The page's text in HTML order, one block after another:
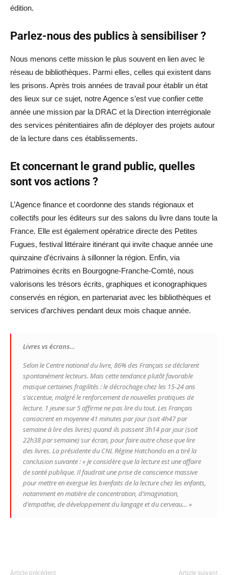
édition.
Parlez-nous des publics à sensibiliser ?
Nous menons cette mission le plus souvent en lien avec le
réseau de bibliothèques. Parmi elles, celles qui existent dans
les prisons. Après trois années de travail pour établir un état
des lieux sur ce sujet, notre Agence s’est vue confier cette
année une mission par la DRAC et la Direction interrégionale
des services pénitentiaires afin de déployer des projets autour
de la lecture dans ces établissements.
Et concernant le grand public, quelles
sont vos actions ?
L’Agence finance et coordonne des stands régionaux et
collectifs pour les éditeurs sur des salons du livre dans toute la
France. Elle est également opératrice directe des Petites
Fugues, festival littéraire itinérant qui invite chaque année une
quinzaine d’écrivains à sillonner la région. Enfin, via
Patrimoines écrits en Bourgogne-Franche-Comté, nous
valorisons les trésors écrits, graphiques et iconographiques
conservés en région, en partenariat avec les bibliothèques et
services d’archives pendant deux mois chaque année.
Livres vs écrans…
Selon le Centre national du livre, 86% des Français se déclarent
spontanément lecteurs. Mais cette tendance plutôt favorable
masque certaines fragilités : le décrochage chez les 15-24 ans
s’accentue, malgré le renforcement de nouvelles pratiques de
lecture. 1 jeune sur 5 affirme ne pas lire du tout. Les Français
consacrent en moyenne 41 minutes par jour (soit 4h47 par
semaine à lire des livres) quand ils passent 3h14 par jour (soit
22h38 par semaine) sur écran, pour faire autre chose que lire
des livres. La présidente du CNL Régine Hatchondo en a tiré la
conclusion suivante : « Je considère que la lecture est une affaire
de santé publique. Il faudrait une prise de conscience massive
pour mettre en exergue les bienfaits de la lecture chez les enfants,
notamment en matière de concentration, d’imagination,
d’empathie, de développement du langage et du cerveau… »
Article précédent Article suivant